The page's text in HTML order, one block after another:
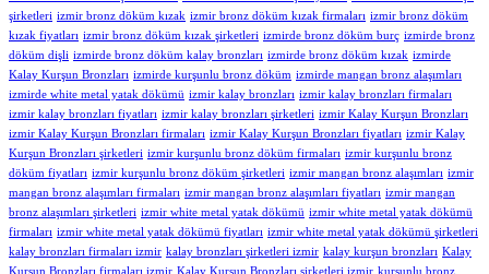
şirketleri izmir bronz döküm kızak izmir bronz döküm kızak firmaları izmir bronz döküm
kızak fiyatları izmir bronz döküm kızak şirketleri izmirde bronz döküm burç izmirde bronz
döküm dişli izmirde bronz döküm kalay bronzları izmirde bronz döküm kızak izmirde
Kalay Kurşun Bronzları izmirde kurşunlu bronz döküm izmirde mangan bronz alaşımları
izmirde white metal yatak dökümü izmir kalay bronzları izmir kalay bronzları firmaları
izmir kalay bronzları fiyatları izmir kalay bronzları şirketleri izmir Kalay Kurşun Bronzları
izmir Kalay Kurşun Bronzları firmaları izmir Kalay Kurşun Bronzları fiyatları izmir Kalay
Kurşun Bronzları şirketleri izmir kurşunlu bronz döküm firmaları izmir kurşunlu bronz
döküm fiyatları izmir kurşunlu bronz döküm şirketleri izmir mangan bronz alaşımları izmir
mangan bronz alaşımları firmaları izmir mangan bronz alaşımları fiyatları izmir mangan
bronz alaşımları şirketleri izmir white metal yatak dökümü izmir white metal yatak dökümü
firmaları izmir white metal yatak dökümü fiyatları izmir white metal yatak dökümü şirketleri
kalay bronzları firmaları izmir kalay bronzları şirketleri izmir kalay kurşun bronzları Kalay
Kurşun Bronzları firmaları izmir Kalay Kurşun Bronzları şirketleri izmir kurşunlu bronz